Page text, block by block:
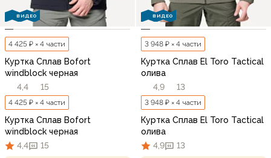
ВИДЕО
4 425 ₽ × 4 части
Куртка Сплав Bofort
windblock черная
4,4
15
4 425 ₽ × 4 части
Куртка Сплав Bofort
windblock черная
4,4
15
ВИДЕО
3 948 ₽ × 4 части
Куртка Сплав El Toro Tactical
олива
4,9
13
3 948 ₽ × 4 части
Куртка Сплав El Toro Tactical
олива
4,9
13